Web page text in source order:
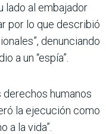
lado al embajador
por lo que describió
denunciando
a un “espía”.
humanos
la ejecución como
a la vida”.